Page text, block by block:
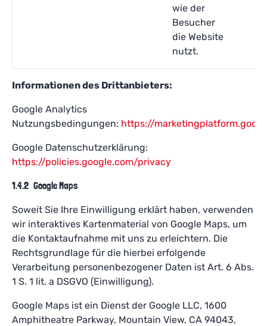
wie der
Besucher
die Website
nutzt.
Informationen des Drittanbieters:
Google Analytics
Nutzungsbedingungen: https://
Google Datenschutzerklärung:
https://policies.google.com/privacy
1.4.2 Google Maps
Soweit Sie Ihre Einwilligung erklärt haben, verwenden
wir interaktives Kartenmaterial von Google Maps, um
die Kontaktaufnahme mit uns zu erleichtern. Die
Rechtsgrundlage für die hierbei erfolgende
Verarbeitung personenbezogener Daten ist Art. 6 Abs.
1 S. 1 lit. a DSGVO (Einwilligung).
Google Maps ist ein Dienst der Google LLC, 1600
Amphitheatre Parkway, Mountain View, CA 94043,